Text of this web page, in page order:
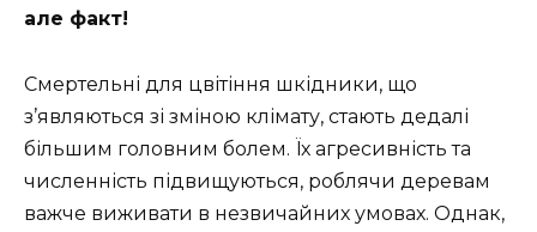
але факт!
Смертельні для цвітіння шкідники, що
з’являються зі зміною клімату, стають дедалі
більшим головним болем. Їх агресивність та
численність підвищуються, роблячи деревам
важче виживати в незвичайних умовах. Однак,